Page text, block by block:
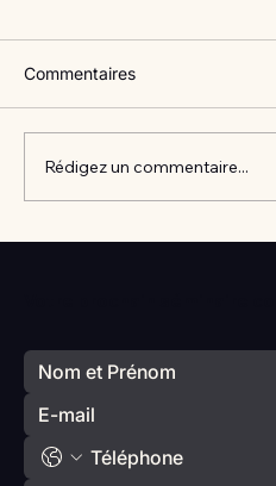
Commentaires
Rédigez un commentaire...